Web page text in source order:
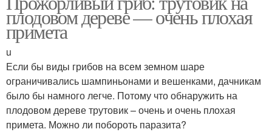
плодовом дереве — очень плохая
примета
u
Если бы виды грибов на всем земном шаре
ограничивались шампиньонами и вешенками, дачникам
было бы намного легче. Потому что обнаружить на
плодовом дереве трутовик – очень и очень плохая
примета. Можно ли побороть паразита?